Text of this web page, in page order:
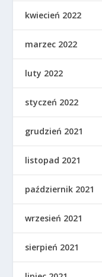
kwiecień 2022
marzec 2022
luty 2022
styczeń 2022
grudzień 2021
listopad 2021
październik 2021
wrzesień 2021
sierpień 2021